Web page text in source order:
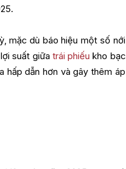
mặc dù báo hiệu một số nới
suất giữa trái phiếu kho bạc
hấp dẫn hơn và gây thêm áp